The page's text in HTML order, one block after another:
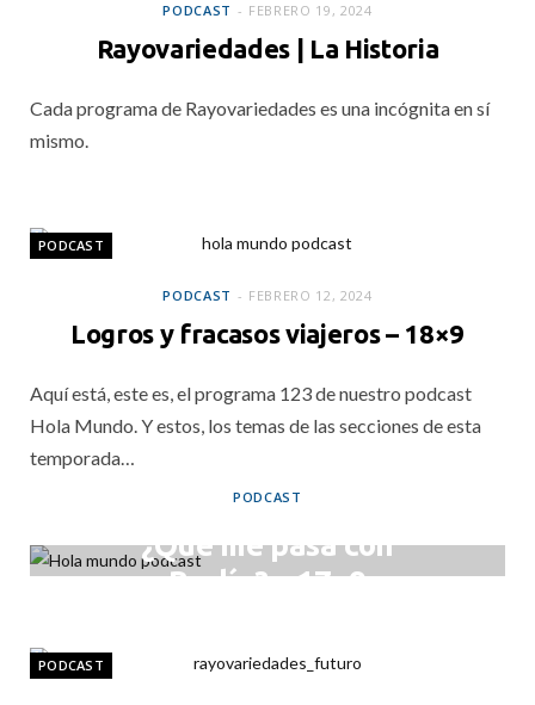
PODCAST FEBRERO 19, 2024
Rayovariedades | La Historia
Cada programa de Rayovariedades es una incógnita en sí
mismo.
PODCAST
PODCAST FEBRERO 12, 2024
Logros y fracasos viajeros – 18×9
Aquí está, este es, el programa 123 de nuestro podcast
Hola Mundo. Y estos, los temas de las secciones de esta
temporada…
PODCAST
¿Qué me pasa con
Berlín? – 17×9
PODCAST